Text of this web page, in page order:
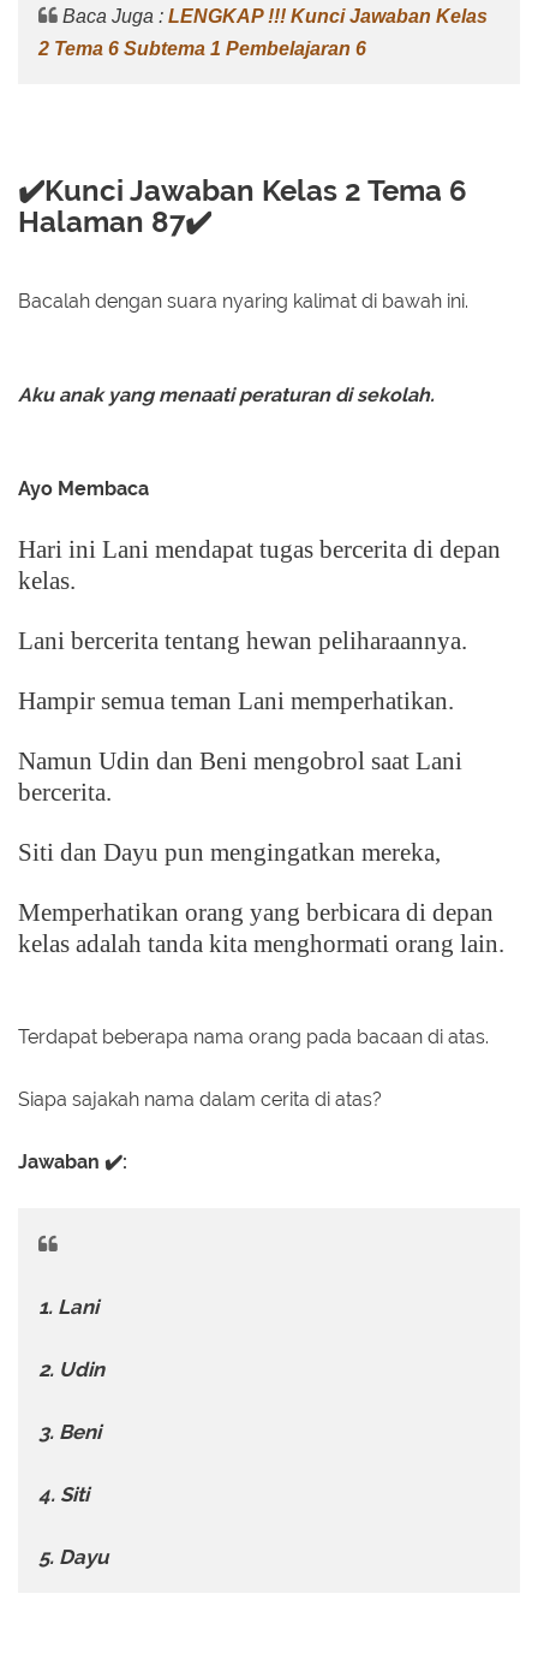
Baca Juga : LENGKAP !!! Kunci Jawaban Kelas
2 Tema 6 Subtema 1 Pembelajaran 6
✔️Kunci Jawaban Kelas 2 Tema 6
Halaman 87✔️
Bacalah dengan suara nyaring kalimat di bawah ini.
Aku anak yang menaati peraturan di sekolah.
Ayo Membaca
Hari ini Lani mendapat tugas bercerita di depan
kelas.
Lani bercerita tentang hewan peliharaannya.
Hampir semua teman Lani memperhatikan.
Namun Udin dan Beni mengobrol saat Lani
bercerita.
Siti dan Dayu pun mengingatkan mereka,
Memperhatikan orang yang berbicara di depan
kelas adalah tanda kita menghormati orang lain.
Terdapat beberapa nama orang pada bacaan di atas.
Siapa sajakah nama dalam cerita di atas?
Jawaban ✔️:
1. Lani
2. Udin
3. Beni
4. Siti
5. Dayu